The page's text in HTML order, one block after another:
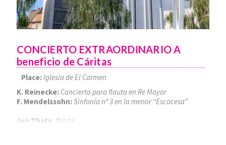
CONCIERTO EXTRAORDINARIO A
beneficio de Cáritas
Place:Iglesia de El Carmen
K. Reinecke: Concierto para flauta en Re Mayor
F. Mendelssohn:Sinfonía nº 3 en la menor “Escocesa”
Jon Thate , flauta